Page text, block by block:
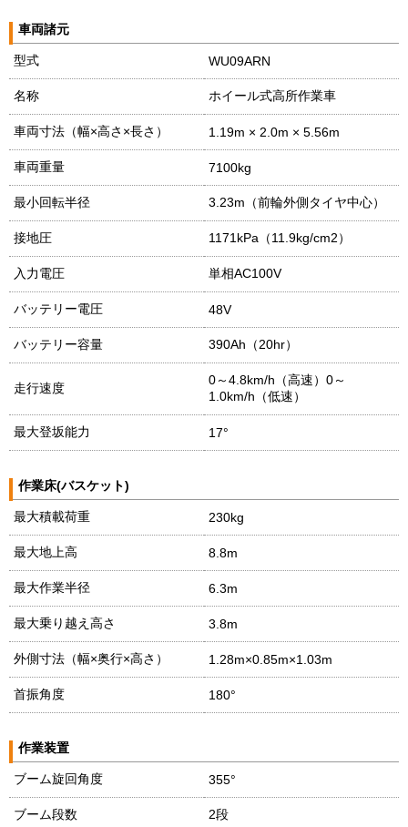
車両諸元
型式 WU09ARN
名称 ホイール式高所作業車
車両寸法（幅×高さ×長さ） 1.19m × 2.0m × 5.56m
車両重量 7100kg
最小回転半径 3.23m（前輪外側タイヤ中心）
接地圧 1171kPa（11.9kg/cm2）
入力電圧 単相AC100V
バッテリー電圧 48V
バッテリー容量 390Ah（20hr）
走行速度
0～4.8km/h（高速）0～
1.0km/h（低速）
最大登坂能力 17°
作業床(バスケット)
最大積載荷重 230kg
最大地上高 8.8m
最大作業半径 6.3m
最大乗り越え高さ 3.8m
外側寸法（幅×奥行×高さ） 1.28m×0.85m×1.03m
首振角度 180°
作業装置
ブーム旋回角度 355°
ブーム段数 2段